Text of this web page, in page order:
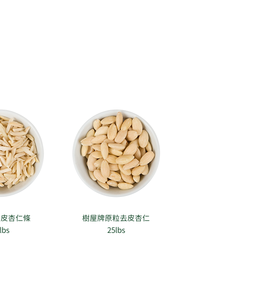
杏仁條
樹屋牌原粒去皮杏仁
25lbs